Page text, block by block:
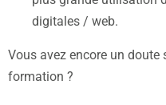
digitales / web.
Vous avez encore un doute
formation ?